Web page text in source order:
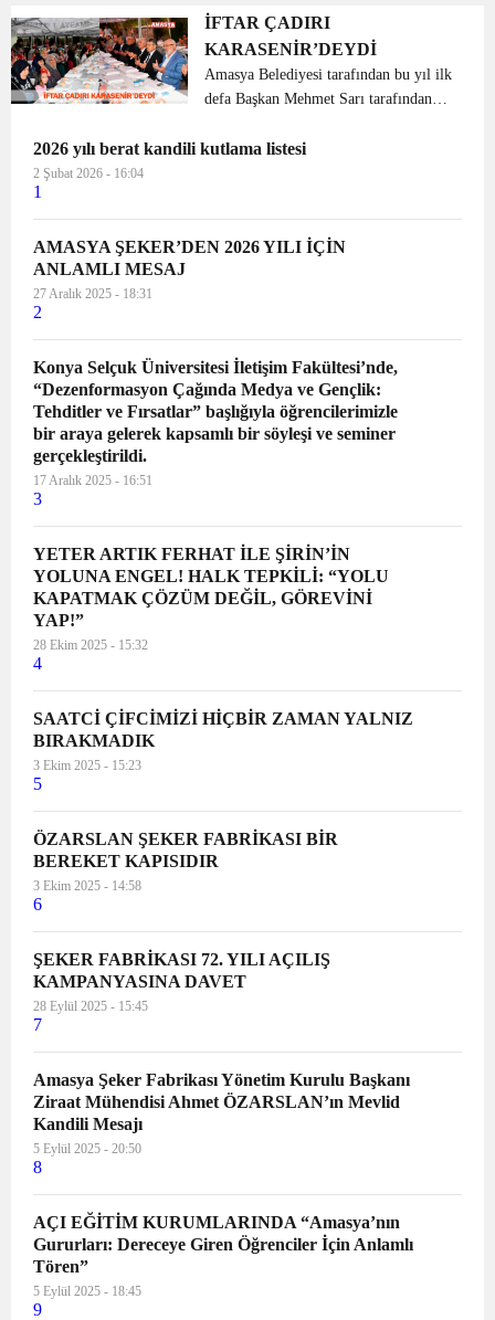
ilgi gördü. Amasya Belediyesi
tarafından ramazan ayı etkinlikl...
İFTAR ÇADIRI
KARASENİR’DEYDİ
Amasya Belediyesi tarafından bu yıl ilk
defa Başkan Mehmet Sarı tarafından
bizden yemekler sizden’ iftar çadırının
2026 yılı berat kandili kutlama listesi
2 Şubat 2026 - 16:04
1
AMASYA ŞEKER’DEN 2026 YILI İÇİN
ANLAMLI MESAJ
27 Aralık 2025 - 18:31
2
Konya Selçuk Üniversitesi İletişim Fakültesi’nde,
“Dezenformasyon Çağında Medya ve Gençlik:
Tehditler ve Fırsatlar” başlığıyla öğrencilerimizle
bir araya gelerek kapsamlı bir söyleşi ve seminer
gerçekleştirildi.
17 Aralık 2025 - 16:51
3
YETER ARTIK FERHAT İLE ŞİRİN’İN
YOLUNA ENGEL! HALK TEPKİLİ: “YOLU
KAPATMAK ÇÖZÜM DEĞİL, GÖREVİNİ
YAP!”
28 Ekim 2025 - 15:32
4
SAATCİ ÇİFCİMİZİ HİÇBİR ZAMAN YALNIZ
BIRAKMADIK
3 Ekim 2025 - 15:23
5
ÖZARSLAN ŞEKER FABRİKASI BİR
BEREKET KAPISIDIR
3 Ekim 2025 - 14:58
6
ŞEKER FABRİKASI 72. YILI AÇILIŞ
KAMPANYASINA DAVET
28 Eylül 2025 - 15:45
7
Amasya Şeker Fabrikası Yönetim Kurulu Başkanı
Ziraat Mühendisi Ahmet ÖZARSLAN’ın Mevlid
Kandili Mesajı
5 Eylül 2025 - 20:50
8
AÇI EĞİTİM KURUMLARINDA “Amasya’nın
Gururları: Dereceye Giren Öğrenciler İçin Anlamlı
Tören”
5 Eylül 2025 - 18:45
9